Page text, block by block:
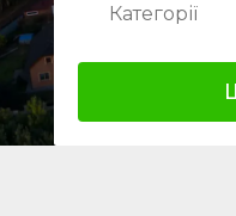
Категорії